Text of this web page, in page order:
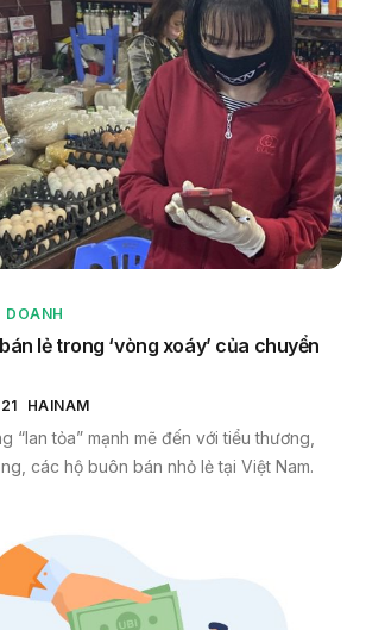
DOANH
lẻ trong ‘vòng xoáy’ của chuyển
HAINAM
“lan tỏa” mạnh mẽ đến với tiểu thương,
các hộ buôn bán nhỏ lẻ tại Việt Nam.